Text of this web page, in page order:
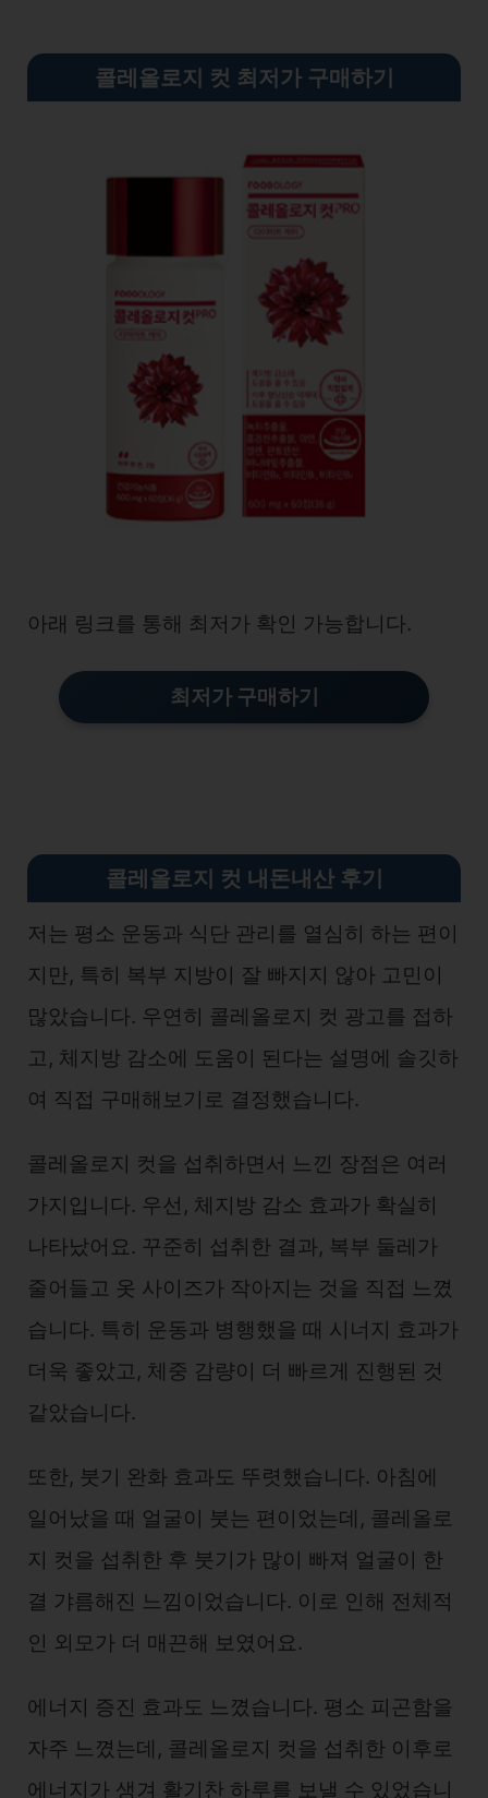
콜레올로지 컷 최저가 구매하기
아래 링크를 통해 최저가 확인 가능합니다.
최저가 구매하기
콜레올로지 컷 내돈내산 후기
저는 평소 운동과 식단 관리를 열심히 하는 편이
지만, 특히 복부 지방이 잘 빠지지 않아 고민이
많았습니다. 우연히 콜레올로지 컷 광고를 접하
고, 체지방 감소에 도움이 된다는 설명에 솔깃하
여 직접 구매해보기로 결정했습니다.
콜레올로지 컷을 섭취하면서 느낀 장점은 여러
가지입니다. 우선, 체지방 감소 효과가 확실히
나타났어요. 꾸준히 섭취한 결과, 복부 둘레가
줄어들고 옷 사이즈가 작아지는 것을 직접 느꼈
습니다. 특히 운동과 병행했을 때 시너지 효과가
더욱 좋았고, 체중 감량이 더 빠르게 진행된 것
같았습니다.
또한, 붓기 완화 효과도 뚜렷했습니다. 아침에
일어났을 때 얼굴이 붓는 편이었는데, 콜레올로
지 컷을 섭취한 후 붓기가 많이 빠져 얼굴이 한
결 갸름해진 느낌이었습니다. 이로 인해 전체적
인 외모가 더 매끈해 보였어요.
에너지 증진 효과도 느꼈습니다. 평소 피곤함을
자주 느꼈는데, 콜레올로지 컷을 섭취한 이후로
에너지가 생겨 활기찬 하루를 보낼 수 있었습니